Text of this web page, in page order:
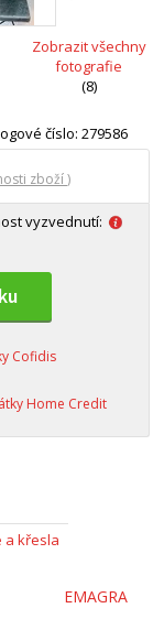
Zobrazit všechny
fotografie
(8)
číslo: 279586
zboží )
vyzvednutí:
Cofidis
Home Credit
a křesla
EMAGRA